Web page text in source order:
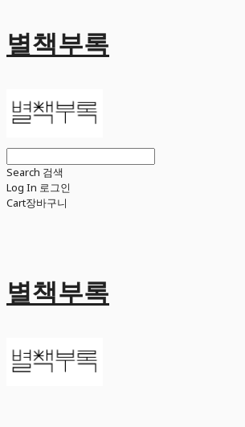
별책부록
Search 검색
Log In 로그인
Cart장바구니
별책부록